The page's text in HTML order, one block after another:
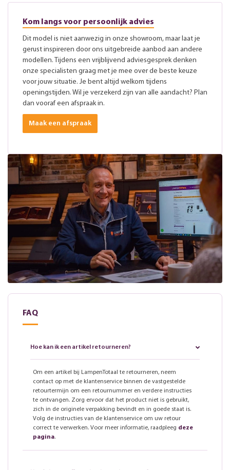
Kom langs voor persoonlijk advies
Dit model is niet aanwezig in onze showroom, maar laat je
gerust inspireren door ons uitgebreide aanbod aan andere
modellen. Tijdens een vrijblijvend adviesgesprek denken
onze specialisten graag met je mee over de beste keuze
voor jouw situatie. Je bent altijd welkom tijdens
openingstijden. Wil je verzekerd zijn van alle aandacht? Plan
dan vooraf een afspraak in.
Maak een afspraak
FAQ
Hoe kan ik een artikel retourneren?
Om een artikel bij LampenTotaal te retourneren, neem
contact op met de klantenservice binnen de vastgestelde
retourtermijn om een retournummer en verdere instructies
te ontvangen. Zorg ervoor dat het product niet is gebruikt,
zich in de originele verpakking bevindt en in goede staat is.
Volg de instructies van de klantenservice om uw retour
correct te verwerken. Voor meer informatie, raadpleeg deze
pagina.